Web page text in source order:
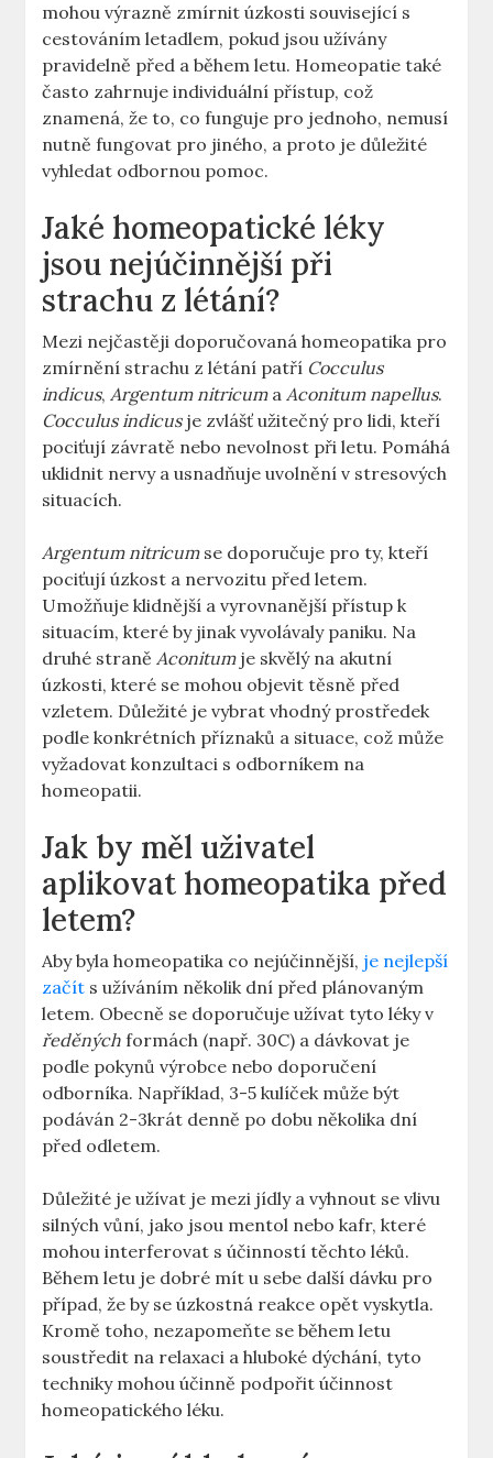
mohou výrazně zmírnit úzkosti související s
cestováním letadlem, pokud jsou užívány
pravidelně před a během letu. Homeopatie také
často zahrnuje individuální přístup, což
znamená, že to, co funguje pro jednoho, nemusí
nutně fungovat pro jiného, a proto je důležité
vyhledat odbornou pomoc.
Jaké homeopatické léky
jsou nejúčinnější při
strachu z létání?
Mezi nejčastěji doporučovaná homeopatika pro
zmírnění strachu z létání patří Cocculus
indicus,Argentum nitricumaAconitum napellus.
Cocculus indicusje zvlášť užitečný pro lidi, kteří
pociťují závratě nebo nevolnost při letu. Pomáhá
uklidnit nervy a usnadňuje uvolnění v stresových
situacích.
Argentum nitricumse doporučuje pro ty, kteří
pociťují úzkost a nervozitu před letem.
Umožňuje klidnější a vyrovnanější přístup k
situacím, které by jinak vyvolávaly paniku. Na
druhé straněAconitumje skvělý na akutní
úzkosti, které se mohou objevit těsně před
vzletem. Důležité je vybrat vhodný prostředek
podle konkrétních příznaků a situace, což může
vyžadovat konzultaci s odborníkem na
homeopatii.
Jak by měl uživatel
aplikovat homeopatika před
letem?
Aby byla homeopatika co nejúčinnější, je nejlepší
začít s užíváním několik dní před plánovaným
letem. Obecně se doporučuje užívat tyto léky v
ředěných formách (např. 30C) a dávkovat je
podle pokynů výrobce nebo doporučení
odborníka. Například, 3-5 kulíček může být
podáván 2-3krát denně po dobu několika dní
před odletem.
Důležité je užívat je mezi jídly a vyhnout se vlivu
silných vůní, jako jsou mentol nebo kafr, které
mohou interferovat s účinností těchto léků.
Během letu je dobré mít u sebe další dávku pro
případ, že by se úzkostná reakce opět vyskytla.
Kromě toho, nezapomeňte se během letu
soustředit na relaxaci a hluboké dýchání, tyto
techniky mohou účinně podpořit účinnost
homeopatického léku.